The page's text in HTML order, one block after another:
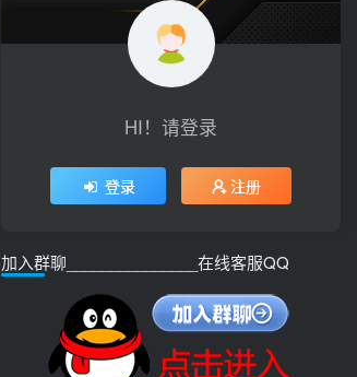
HI！请登录
登录 注册
加入群聊_______________在线客服QQ